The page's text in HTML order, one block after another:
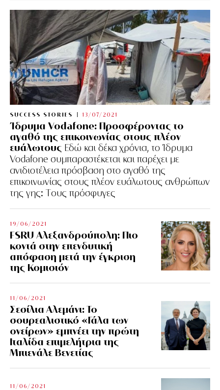
SUCCESS STORIES 13/07/2021
Ίδρυμα Vodafone: Προσφέροντας το
αγαθό της επικοινωνίας στους πλέον
ευάλωτους Εδώ και δέκα χρόνια, το Ίδρυμα
Vodafone συμπαραστέκεται και παρέχει με
ανιδιοτέλεια πρόσβαση στο αγαθό της
επικοινωνίας στους πλέον ευάλωτους ανθρώπων
της γης: Tους πρόσφυγες
19/06/2021
FSRU Αλεξανδρούπολη: Πιο
κοντά στην επενδυτική
απόφαση μετά την έγκριση
της Κομισιόν
11/06/2021
Σεσίλια Αλεμάνι: Το
σουρεαλιστικό «Γάλα των
ονείρων» εμπνέει την πρώτη
Ιταλίδα επιμελήτρια της
Μπιενάλε Βενετίας
11/06/2021